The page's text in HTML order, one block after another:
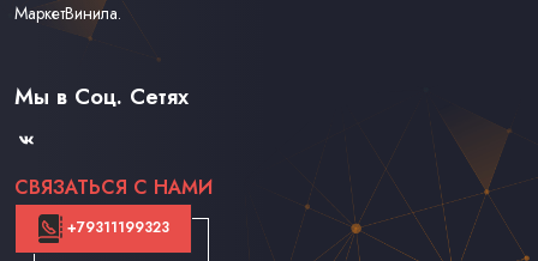
МаркетВинила.
Каталог Винила, CD и Кассет
Доставка и Оплата
Мы в Соц. Сетях
СВЯЗАТЬСЯ С НАМИ
+79311199323